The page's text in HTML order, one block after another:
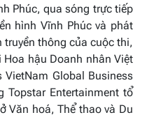
Phúc, qua sóng trực tiếp
hình Vĩnh Phúc và phát
truyền thông của cuộc thi,
Hoa hậu Doanh nhân Việt
Global Business
Topstar Entertainment tổ
Văn hoá, Thể thao và Du